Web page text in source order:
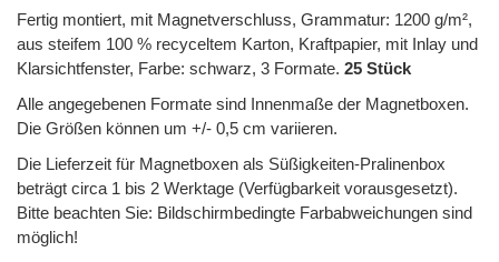
Fertig montiert, mit Magnetverschluss, Grammatur: 1200 g/m²,
aus steifem 100 % recyceltem Karton, Kraftpapier, mit Inlay und
Klarsichtfenster, Farbe: schwarz, 3 Formate. 25 Stück
Alle angegebenen Formate sind Innenmaße der Magnetboxen.
Die Größen können um +/- 0,5 cm variieren.
Die Lieferzeit für Magnetboxen als Süßigkeiten-Pralinenbox
beträgt circa 1 bis 2 Werktage (Verfügbarkeit vorausgesetzt).
Bitte beachten Sie: Bildschirmbedingte Farbabweichungen sind
möglich!